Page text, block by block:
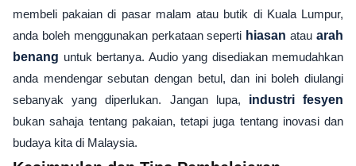
membeli pakaian di pasar malam atau butik di Kuala Lumpur,
anda boleh menggunakan perkataan seperti hiasan atauarah
benang untuk bertanya. Audio yang disediakan memudahkan
anda mendengar sebutan dengan betul, dan ini boleh diulangi
sebanyak yang diperlukan. Jangan lupa, industri fesyen
bukan sahaja tentang pakaian, tetapi juga tentang inovasi dan
budaya kita di Malaysia.